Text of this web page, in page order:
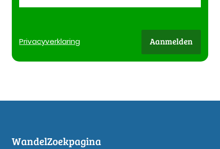
Privacyverklaring Aanmelden
WandelZoekpagina